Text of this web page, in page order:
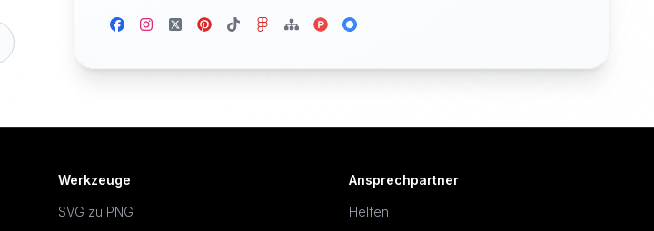
Werkzeuge
SVG zu PNG
Ansprechpartner
Helfen